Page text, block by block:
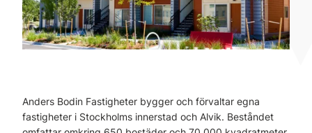
Anders Bodin Fastigheter bygger och förvaltar egna
fastigheter i Stockholms innerstad och Alvik. Beståndet